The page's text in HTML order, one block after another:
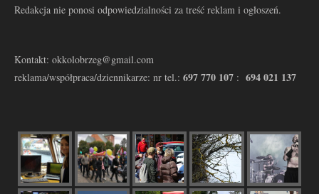
Redakcja nie ponosi odpowiedzialności za treść reklam i ogłoszeń.
Kontakt: okkolobrzeg@gmail.com
reklama/współpraca/dziennikarze: nr tel.: 697 770 107 : 694 021 137